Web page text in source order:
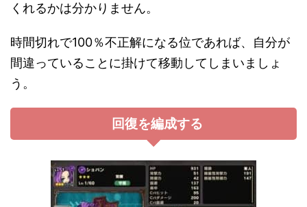
くれるかは分かりません。
時間切れで100％不正解になる位であれば、自分が
間違っていることに掛けて移動してしまいましょ
う。
回復を編成する